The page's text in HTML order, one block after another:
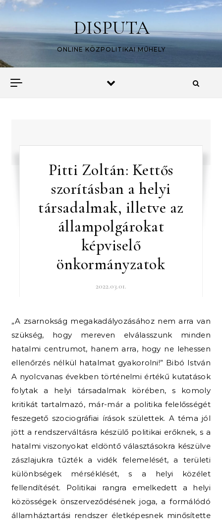
Skip to content
DISPUTA
ONLINE KÖZPOLITIKAI MŰHELY
Pitti Zoltán: Kettős
szorításban a helyi
társadalmak, illetve az
állampolgárokat
képviselő
önkormányzatok
2022.03.01.
„A zsarnokság megakadályozásához nem arra van
szükség, hogy mereven elválasszunk minden
hatalmi centrumot, hanem arra, hogy ne lehessen
ellenőrzés nélkül hatalmat gyakorolni!” Bibó István
A nyolcvanas években történelmi értékű kutatások
folytak a helyi társadalmak körében, s komoly
kritikát tartalmazó, már-már a politika felelősségét
feszegető szociográfiai írások születtek. A téma jól
jött a rendszerváltásra készülő politikai erőknek, s a
hatalmi viszonyokat eldöntő választásokra készülve
zászlajukra tűzték a vidék felemelését, a területi
különbségek mérséklését, s a helyi közélet
fellendítését. Politikai rangra emelkedett a helyi
közösségek önszerveződésének joga, a formálódó
államháztartási rendszer életképesnek minősítette